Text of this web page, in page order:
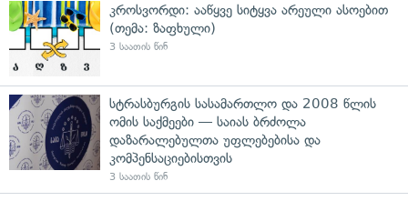
კროსვორდი: ააწყვე სიტყვა არეული ასოებით
(თემა: ზაფხული)
3 საათის წინ
სტრასბურგის სასამართლო და 2008 წლის
ომის საქმეები — საიას ბრძოლა
დაზარალებულთა უფლებებისა და
კომპენსაციებისთვის
3 საათის წინ